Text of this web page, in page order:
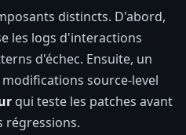
distincts. D'abord,
les logs d'interactions
d'échec. Ensuite, un
source-level
qui teste les patches avant
régressions.